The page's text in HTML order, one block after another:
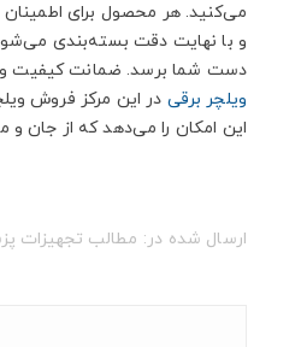
می‌کنید. هر محصول برای
و با نهایت دقت بسته‌بندی
دست شما برسد. ضمانت کیفیت
ویلچر برقی در این مرکز فروش
این امکان را می‌دهد که از جان
ارسال شده در: مطالب تجهیزات